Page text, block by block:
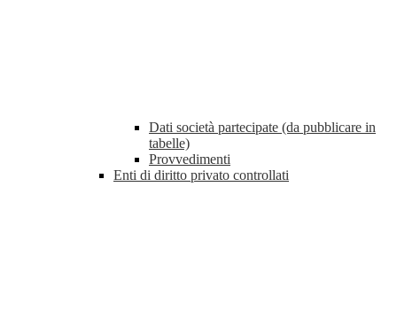
Dati società partecipate (da pubblicare in
tabelle)
Provvedimenti
Enti di diritto privato controllati